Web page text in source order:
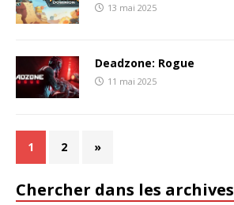
13 mai 2025
Deadzone: Rogue
11 mai 2025
1 2 »
Chercher dans les archives